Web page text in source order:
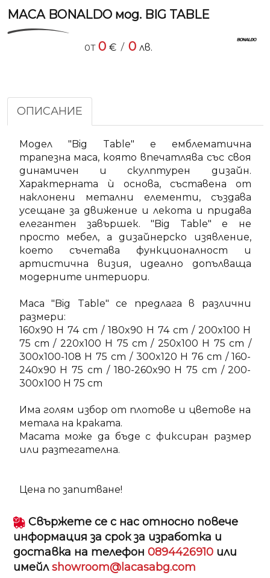
МАСА BONALDO мод. BIG TABLE
от0 € / 0 лв.
ОПИСАНИЕ
Модел "Big Table" е емблематична
трапезна маса, която впечатлява със своя
динамичен и скулптурен дизайн.
Характерната ѝ основа, съставена от
наклонени метални елементи, създава
усещане за движение и лекота и придава
елегантен завършек. "Big Table" е не
просто мебел, а дизайнерско изявление,
което съчетава функционалност и
артистична визия, идеално допълваща
модерните интериори.
Маса "Big Table" се предлага в различни
размери:
160x90 H 74 cm / 180x90 H 74 cm / 200x100 H
75 cm / 220x100 H 75 cm / 250x100 H 75 cm /
300x100-108 H 75 cm / 300x120 H 76 cm / 160-
240x90 H 75 cm / 180-260x90 H 75 cm / 200-
300x100 H 75 cm
Има голям избор от плотове и цветове на
метала на краката.
Масата може да бъде с фиксиран размер
или разтегателна.
Цена по запитване!
Свържете се с нас относно повече
информация за срок за изработка и
доставка на телефон 0894426910или
имейлshowroom@lacasabg.com